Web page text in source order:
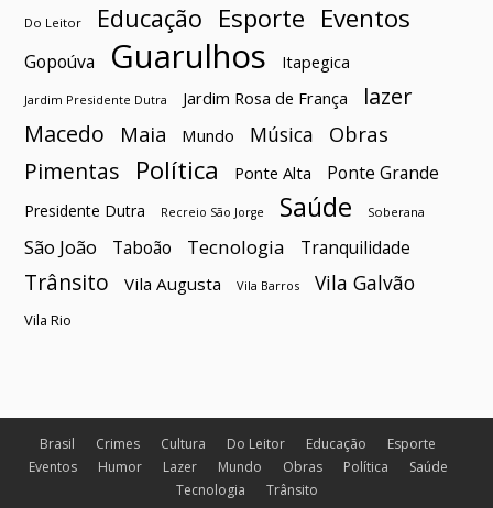
Do Leitor Educação Esporte Eventos
Gopoúva Guarulhos Itapegica
Jardim Presidente Dutra Jardim Rosa de França
lazer
Macedo
Maia Mundo Música Obras
Pimentas Política Ponte Alta Ponte Grande
Presidente Dutra Recreio São Jorge Saúde Soberana
São João Taboão Tecnologia Tranquilidade
Trânsito Vila Augusta Vila Barros Vila Galvão
Vila Rio
Brasil Crimes Cultura Do Leitor Educação
Esporte
Eventos
Humor Lazer Mundo Obras Política
Saúde
Tecnologia
Trânsito